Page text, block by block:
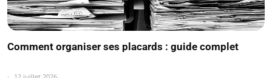
Comment organiser ses placards : guide complet